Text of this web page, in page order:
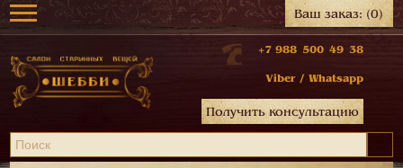
Ваш заказ:(0)
+7 988 500 49 38
Viber / Whatsapp
Получить консультацию